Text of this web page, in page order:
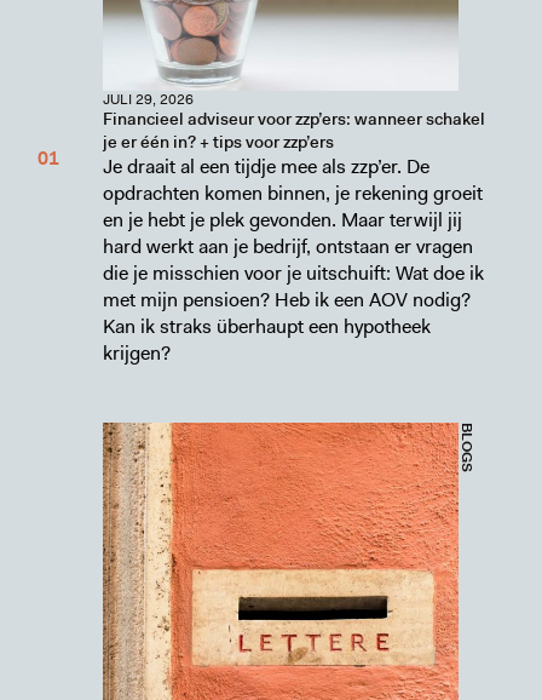
JULI 29, 2026
Financieel adviseur voor zzp’ers: wanneer schakel
je er één in? + tips voor zzp’ers
Je draait al een tijdje mee als zzp’er. De
opdrachten komen binnen, je rekening groeit
en je hebt je plek gevonden. Maar terwijl jij
hard werkt aan je bedrijf, ontstaan er vragen
die je misschien voor je uitschuift: Wat doe ik
met mijn pensioen? Heb ik een AOV nodig?
Kan ik straks überhaupt een hypotheek
krijgen?
BLOGS